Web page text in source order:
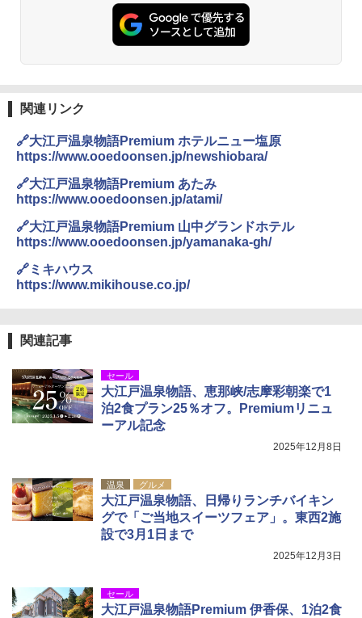
関連リンク
🔗大江戸温泉物語Premium ホテルニュー塩原
https://www.ooedoonsen.jp/newshiobara/
🔗大江戸温泉物語Premium あたみ
https://www.ooedoonsen.jp/atami/
🔗大江戸温泉物語Premium 山中グランドホテル
https://www.ooedoonsen.jp/yamanaka-gh/
🔗ミキハウス
https://www.mikihouse.co.jp/
関連記事
セール
大江戸温泉物語、恵那峡/志摩彩朝楽で1
泊2食プラン25％オフ。Premiumリニュ
ーアル記念
2025年12月8日
温泉 グルメ
大江戸温泉物語、日帰りランチバイキン
グで「ご当地スイーツフェア」。東西2施
設で3月1日まで
2025年12月3日
セール
大江戸温泉物語Premium 伊香保、1泊2食